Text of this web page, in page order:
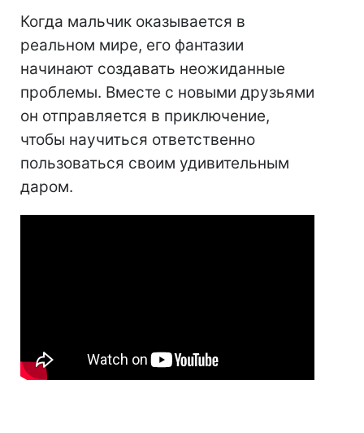
Когда мальчик оказывается в
реальном мире, его фантазии
начинают создавать неожиданные
проблемы. Вместе с новыми друзьями
он отправляется в приключение,
чтобы научиться ответственно
пользоваться своим удивительным
даром.